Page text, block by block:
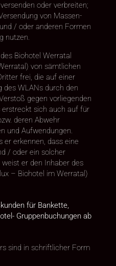
oder verbreiten;
von Massen-
/ oder anderen Formen
nutzen.
Biohotel Werratal
von sämtlichen
frei, die auf einer
des WLANs durch den
gegen vorliegenden
erstreckt sich auch auf für
deren Abwehr
und Aufwendungen.
er erkennen, dass eine
/ oder ein solcher
er den Inhaber des
– Biohotel im Werratal)
für Bankette,
Gruppenbuchungen ab
sind in schriftlicher Form